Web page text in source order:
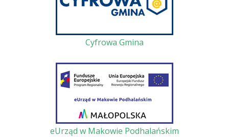
Cyfrowa Gmina
eUrząd w Makowie Podhalańskim